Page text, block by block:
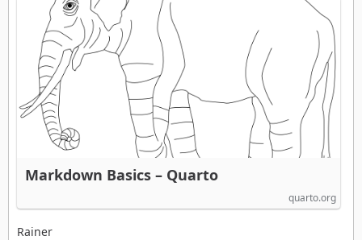
Markdown Basics – Quarto
quarto.org
Rainer